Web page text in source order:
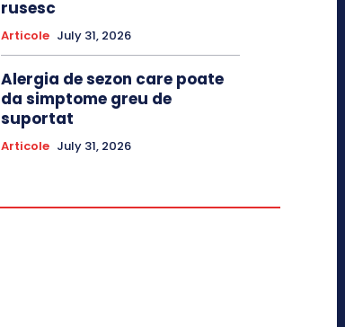
rusesc
Articole July 31, 2026
Alergia de sezon care poate
da simptome greu de
suportat
Articole July 31, 2026